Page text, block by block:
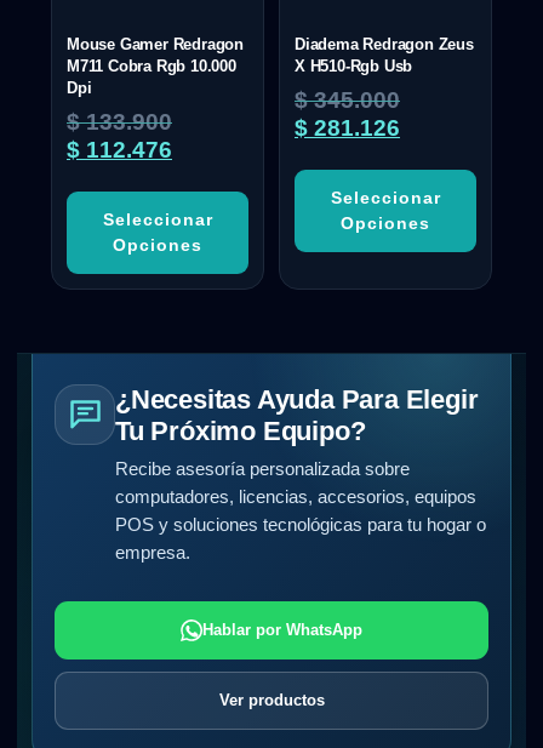
Mouse Gamer Redragon
M711 Cobra Rgb 10.000
Dpi
$133.900
$ 112.476
Seleccionar
Opciones
Diadema Redragon Zeus
X H510-Rgb Usb
$345.000
$ 281.126
Seleccionar
Opciones
¿Necesitas Ayuda Para Elegir
Tu Próximo Equipo?
Recibe asesoría personalizada sobre
computadores, licencias, accesorios, equipos
POS y soluciones tecnológicas para tu hogar o
empresa.
Hablar por WhatsApp
Ver productos